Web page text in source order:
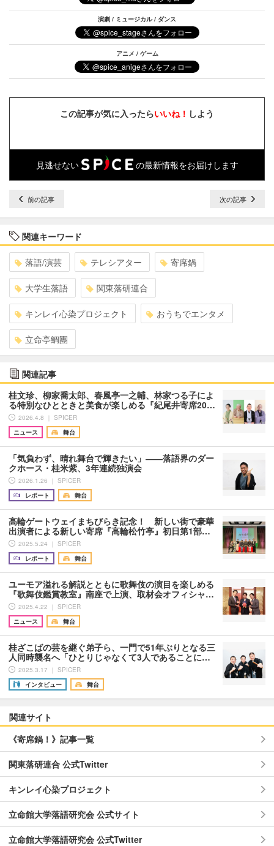
演劇 / ミュージカル / ダンス
アニメ / ゲーム
この記事が気に入ったらいいね！ しよう
見逃せない の最新情報をお届けします
前の記事 次の記事
関連キーワード
落語/演芸 テレシアター 寄席鍋
大学生落語 関東落研連合
キンレイ心染プロジェクト おうちでエンタメ
立命亭鯛團
関連記事
桂文珍、柳家喬太郎、春風亭一之輔、林家つる子によ
る特別なひとときと美食が楽しめる『紀尾井寄席20…
2026.4.8 ｜ SPICER
ニュース
舞台
「気負わず、晴れ舞台で輝きたい」――落語界のダー
クホース・桂米紫、3年連続独演会
2026.1.26 ｜ SPICER
レポート
舞台
高輪ゲートウェイまちびらき記念！ 新しい街で豪華
出演者による新しい寄席『高輪松竹亭』初日第1部…
2025.5.24 ｜ SPICER
レポート
舞台
ユーモア溢れる解説とともに歌舞伎の演目を楽しめる
『歌舞伎鑑賞教室』南座で上演、取材会オフィシャ…
2025.4.22 ｜ SPICER
ニュース
舞台
桂ざこばの芸を継ぐ弟子ら、一門で51年ぶりとなる三
人同時襲名へ「ひとりじゃなくて3人であることに…
2025.3.17 ｜ SPICER
インタビュー
舞台
関連サイト
《寄席鍋！》記事一覧
関東落研連合 公式Twitter
キンレイ心染プロジェクト
立命館大学落語研究会 公式サイト
立命館大学落語研究会 公式Twitter